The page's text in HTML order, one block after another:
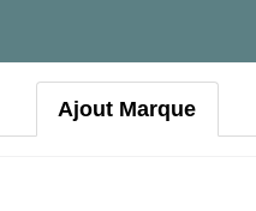
Ajout Marque